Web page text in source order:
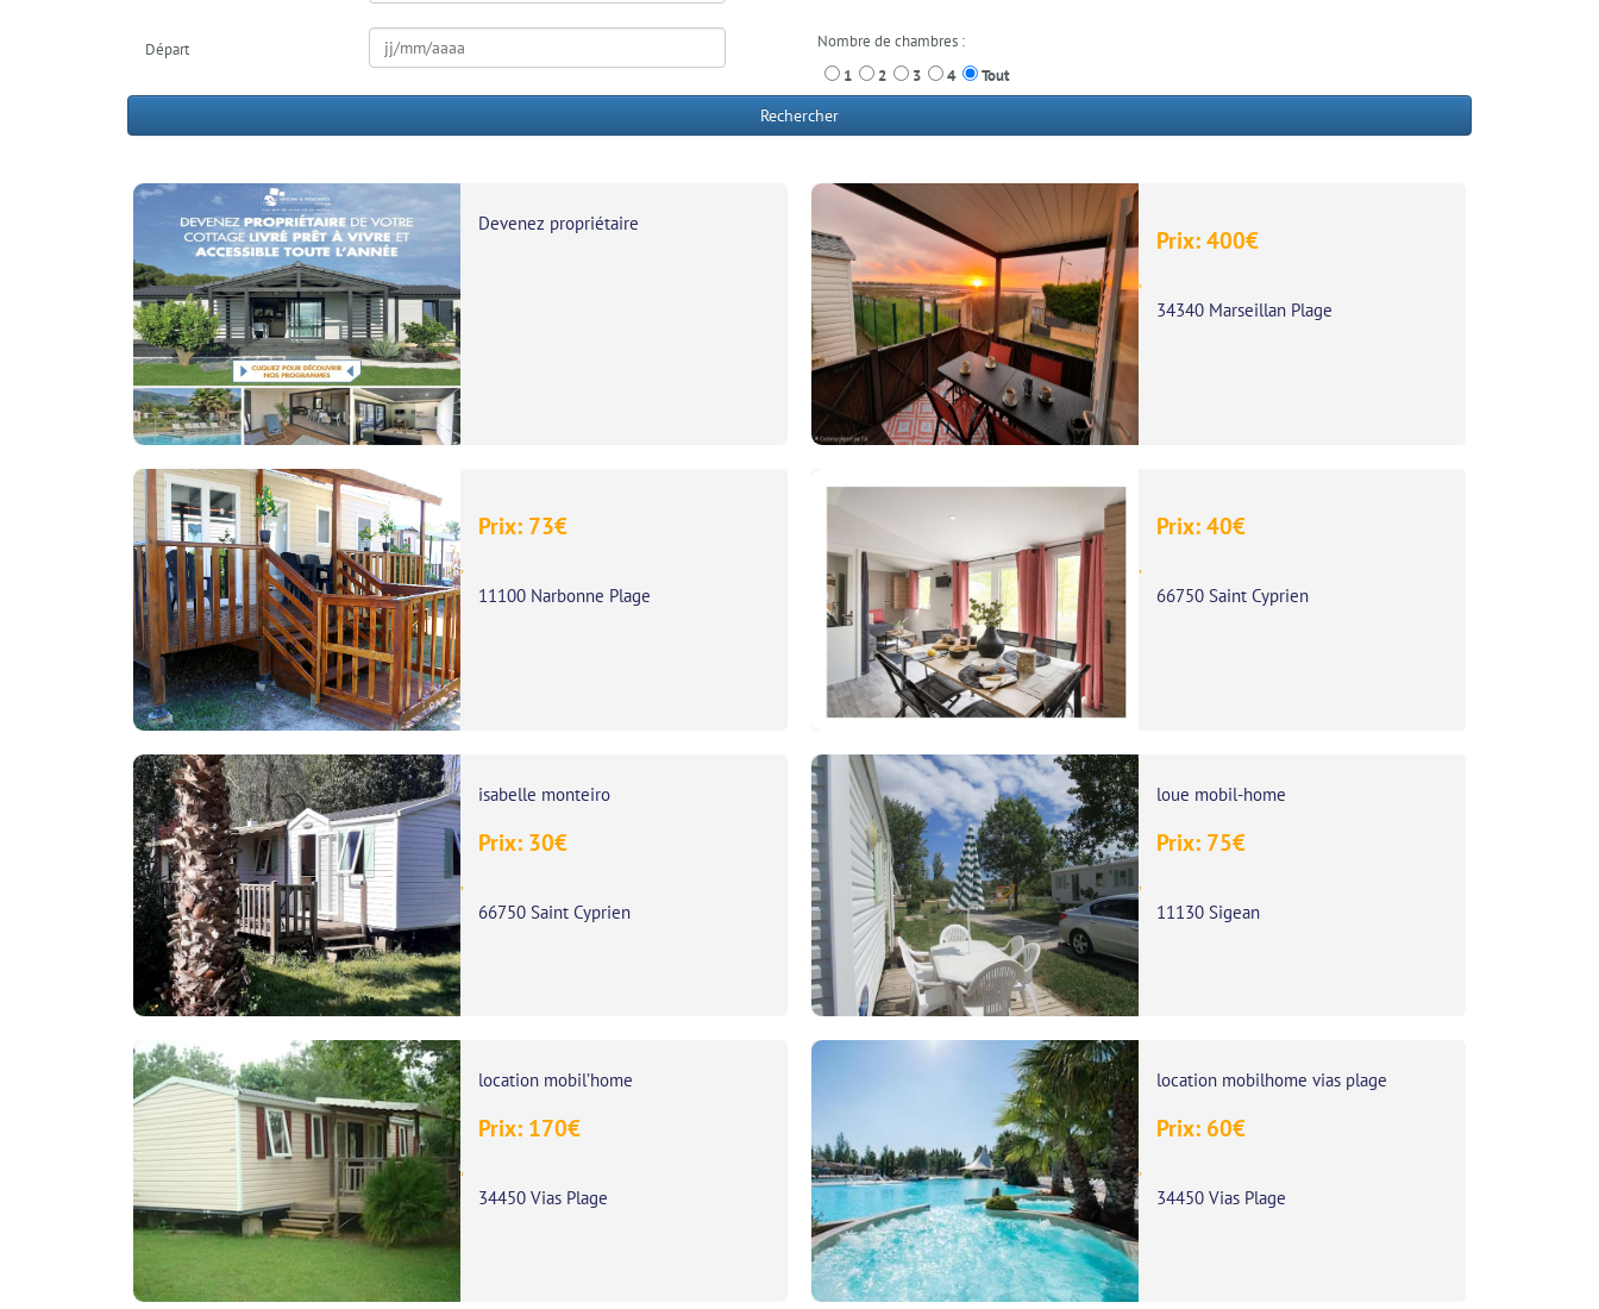
Départ
Nombre de chambres :
1
2 3 4 Tout
Rechercher
Devenez propriétaire
Prix: 400€
,
34340 Marseillan Plage
Prix: 73€
,
11100 Narbonne Plage
Prix: 40€
,
66750 Saint Cyprien
isabelle monteiro
Prix: 30€
,
66750 Saint Cyprien
loue mobil-home
Prix: 75€
,
11130 Sigean
location mobil’home
Prix: 170€
,
34450 Vias Plage
location mobilhome vias plage
Prix: 60€
,
34450 Vias Plage